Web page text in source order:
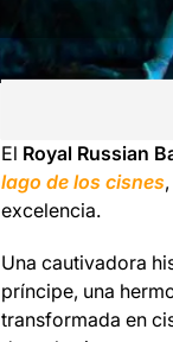
El Royal Russian
lago de los cisnes
excelencia.
Una cautivadora
príncipe, una
transformada en